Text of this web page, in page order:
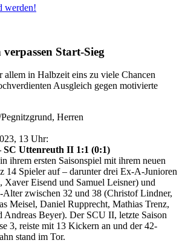
werden!
verpassen Start-Sieg
in Halbzeit eins zu viele Chancen
Ausgleich gegen motivierte
Herren
13 Uhr:
Uttenreuth II 1:1 (0:1)
ihrem ersten Saisonspiel mit ihrem neuen
14 Spieler auf – darunter drei Ex-A-Junioren
Xaver Eisend und Samuel Leisner) und
zwischen 32 und 38 (Christof Lindner,
Meisel, Daniel Rupprecht, Mathias Trenz,
Andreas Beyer). Der SCU II, letzte Saison
3, reiste mit 13 Kickern an und der 42-
stand im Tor.